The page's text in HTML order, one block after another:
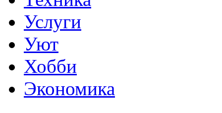
Услуги
Уют
Хобби
Экономика